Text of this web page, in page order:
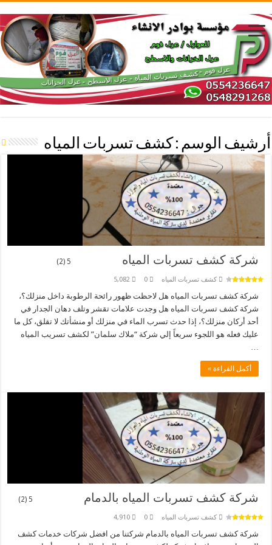
أرشيف الوسم : كشف تسربات المياه
شركة كشف تسربات المياه 5 (2)
كشف تسربات المياه 0
5,082
شركة كشف تسربات المياه هل لاحظت ظهور رائحة الرطوبة داخل منزلك؟،
شركة كشف تسربات المياه هل وجدت علامات تقشر وتلف دهان الجدار في
أحد أركان منزلك؟، إذا حدث تسرب الماء في منزلك أو منشأتك لا تقلق، كل ما
عليك فعله هو اللجوء سريعاً إلي شركة “ملاك سلمان” لكشف تسريب المياه
…
أكمل القراءة »
شركة كشف تسربات المياه بالدمام 5 (2)
كشف تسربات المياه 0
4,910
شركة كشف تسربات المياه بالدمام شركتنا من افضل شركات خدمات كشف